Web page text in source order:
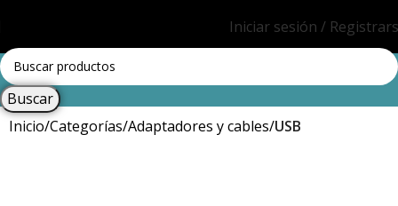
Iniciar sesión /
Buscar
Inicio Categorías Adaptadores y cables USB